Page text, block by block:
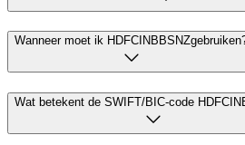
Wanneer moet ik
Wat betekent de SWIFT/BIC-code